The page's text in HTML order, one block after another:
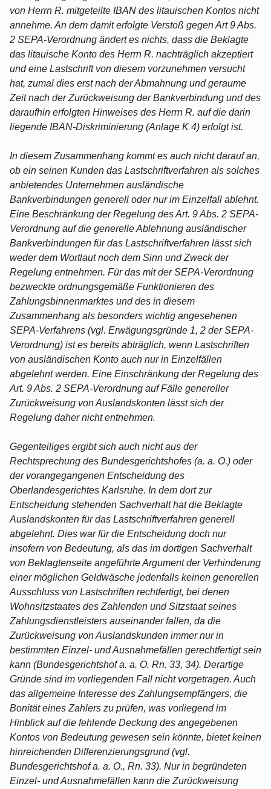
von Herrn R. mitgeteilte IBAN des litauischen Kontos nicht
annehme. An dem damit erfolgte Verstoß gegen Art 9 Abs.
2 SEPA-Verordnung ändert es nichts, dass die Beklagte
das litauische Konto des Herrn R. nachträglich akzeptiert
und eine Lastschrift von diesem vorzunehmen versucht
hat, zumal dies erst nach der Abmahnung und geraume
Zeit nach der Zurückweisung der Bankverbindung und des
daraufhin erfolgten Hinweises des Herrn R. auf die darin
liegende IBAN-Diskriminierung (Anlage K 4) erfolgt ist.
In diesem Zusammenhang kommt es auch nicht darauf an,
ob ein seinen Kunden das Lastschriftverfahren als solches
anbietendes Unternehmen ausländische
Bankverbindungen generell oder nur im Einzelfall ablehnt.
Eine Beschränkung der Regelung des Art. 9 Abs. 2 SEPA-
Verordnung auf die generelle Ablehnung ausländischer
Bankverbindungen für das Lastschriftverfahren lässt sich
weder dem Wortlaut noch dem Sinn und Zweck der
Regelung entnehmen. Für das mit der SEPA-Verordnung
bezweckte ordnungsgemäße Funktionieren des
Zahlungsbinnenmarktes und des in diesem
Zusammenhang als besonders wichtig angesehenen
SEPA-Verfahrens (vgl. Erwägungsgründe 1, 2 der SEPA-
Verordnung) ist es bereits abträglich, wenn Lastschriften
von ausländischen Konto auch nur in Einzelfällen
abgelehnt werden. Eine Einschränkung der Regelung des
Art. 9 Abs. 2 SEPA-Verordnung auf Fälle genereller
Zurückweisung von Auslandskonten lässt sich der
Regelung daher nicht entnehmen.
Gegenteiliges ergibt sich auch nicht aus der
Rechtsprechung des Bundesgerichtshofes (a. a. O.) oder
der vorangegangenen Entscheidung des
Oberlandesgerichtes Karlsruhe. In dem dort zur
Entscheidung stehenden Sachverhalt hat die Beklagte
Auslandskonten für das Lastschriftverfahren generell
abgelehnt. Dies war für die Entscheidung doch nur
insofern von Bedeutung, als das im dortigen Sachverhalt
von Beklagtenseite angeführte Argument der Verhinderung
einer möglichen Geldwäsche jedenfalls keinen generellen
Ausschluss von Lastschriften rechtfertigt, bei denen
Wohnsitzstaates des Zahlenden und Sitzstaat seines
Zahlungsdienstleisters auseinander fallen, da die
Zurückweisung von Auslandskunden immer nur in
bestimmten Einzel- und Ausnahmefällen gerechtfertigt sein
kann (Bundesgerichtshof a. a. O. Rn. 33, 34). Derartige
Gründe sind im vorliegenden Fall nicht vorgetragen. Auch
das allgemeine Interesse des Zahlungsempfängers, die
Bonität eines Zahlers zu prüfen, was vorliegend im
Hinblick auf die fehlende Deckung des angegebenen
Kontos von Bedeutung gewesen sein könnte, bietet keinen
hinreichenden Differenzierungsgrund (vgl.
Bundesgerichtshof a. a. O., Rn. 33). Nur in begründeten
Einzel- und Ausnahmefällen kann die Zurückweisung